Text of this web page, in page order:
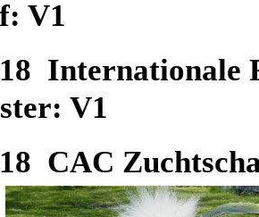
V1
Internationale
V1
CAC